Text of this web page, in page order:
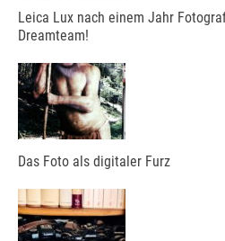
Leica Lux nach einem Jahr
Dreamteam!
Das Foto als digitaler Furz